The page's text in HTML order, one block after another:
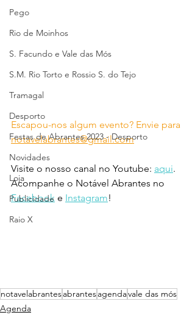
Pego
Rio de Moinhos
S. Facundo e Vale das Mós
S.M. Rio Torto e Rossio S. do Tejo
Tramagal
Desporto
Festas de Abrantes 2023 - Desporto
Novidades
Loja
Publicidade
Raio X
Escapou-nos algum evento? Envie para
notavelabrantes@gmail.com
Visite o nosso canal no Youtube: aqui.
Acompanhe o Notável Abrantes no
Facebook e Instagram!
notavelabrantesabrantesagendavale das mós
Agenda